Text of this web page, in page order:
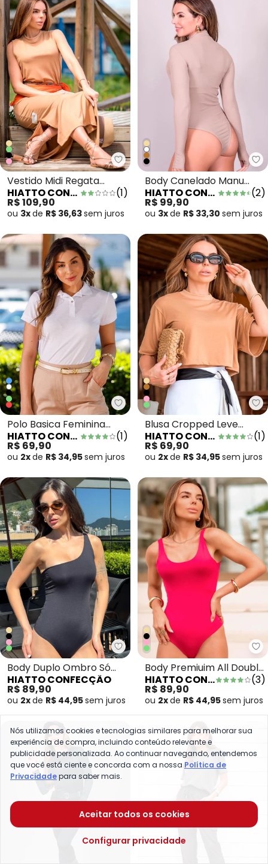
Hiatto Confecção - Vestido
Vestido Midi Regata
Fenda Lateral Bege
HIATTO CONFECÇÃO (1)
R$ 109,90
ou 3xde R$ 36,63sem juros
Body Canelado Manu
Manga Longa Bege
HIATTO CONFECÇÃO (2)
R$ 99,90
ou 3xde R$ 33,30 sem juros
Hiatto Confecção - Polo Basica
Polo Basica Feminina
Branco
HIATTO CONFECÇÃO (1)
R$ 69,90
ou 2xde R$ 34,95sem juros
Blusa Cropped Leve
Despojada Ocre
HIATTO CONFECÇÃO (1)
R$ 69,90
ou 2xde R$ 34,95sem juros
Hiatto Confecção - Body Duplo
Body Duplo Ombro Só
Preto
HIATTO CONFECÇÃO
R$ 89,90
ou 2xde R$ 44,95sem juros
Body Premiuim All Double
Rosa
HIATTO CONFECÇÃO (3)
R$ 89,90
ou 2xde R$ 44,95sem juros
Nós utilizamos cookies e tecnologias similares para melhorar sua
experiência de compra, incluindo conteúdo relevante e
publicidade personalizada. Ao continuar navegando, entendemos
que você está ciente e concorda com a nossa Política de
Privacidadepara saber mais.
Aceitar todos os cookies
Configurar privacidade